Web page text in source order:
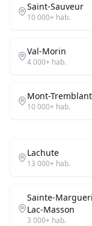
Saint-Sauveur
10 000+ hab.
Val-Morin
4 000+ hab.
Mont-Tremblant
10 000+ hab.
Lachute
13 000+ hab.
Sainte-
Lac-Masson
3 000+ hab.